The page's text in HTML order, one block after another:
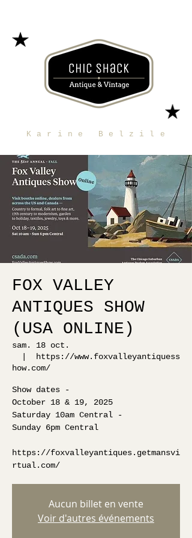
Karine Belzile
FOX VALLEY
ANTIQUES SHOW
(USA ONLINE)
sam. 18 oct.
https://www.foxvalleyantiquess
how.com/
Show dates -
October 18 & 19, 2025
Saturday 10am Central -
Sunday 6pm Central
https://foxvalleyantiques.getmansvi
rtual.com/
Aucun billet en vente
Voir d'autres événements